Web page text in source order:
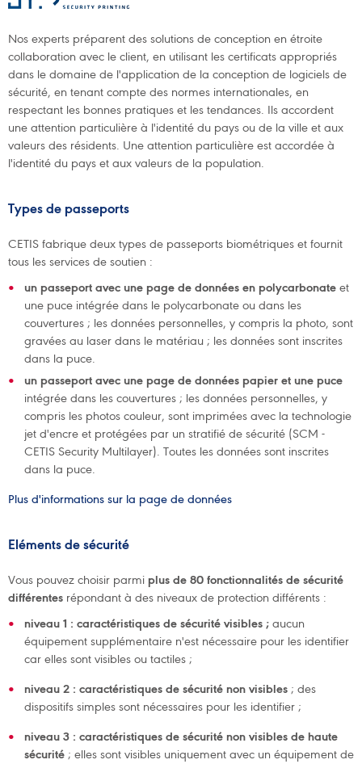
Nos experts préparent des solutions de conception en étroite
collaboration avec le client, en utilisant les certificats appropriés
dans le domaine de l'application de la conception de logiciels de
sécurité, en tenant compte des normes internationales, en
respectant les bonnes pratiques et les tendances. Ils accordent
une attention particulière à l'identité du pays ou de la ville et aux
valeurs des résidents. Une attention particulière est accordée à
l'identité du pays et aux valeurs de la population.
Types de passeports
CETIS fabrique deux types de passeports biométriques et fournit
tous les services de soutien :
un passeport avec une page de données en polycarbonate et
une puce intégrée dans le polycarbonate ou dans les
couvertures ; les données personnelles, y compris la photo, sont
gravées au laser dans le matériau ; les données sont inscrites
dans la puce.
un passeport avec une page de données papier et une puce
intégrée dans les couvertures ; les données personnelles, y
compris les photos couleur, sont imprimées avec la technologie
jet d'encre et protégées par un stratifié de sécurité (SCM -
CETIS Security Multilayer). Toutes les données sont inscrites
dans la puce.
Plus d'informations sur la page de données
Eléments de sécurité
Vous pouvez choisir parmi plus de 80 fonctionnalités de sécurité
différentes répondant à des niveaux de protection différents :
niveau 1 : caractéristiques de sécurité visibles ; aucun
équipement supplémentaire n'est nécessaire pour les identifier
car elles sont visibles ou tactiles ;
niveau 2 : caractéristiques de sécurité non visibles ; des
dispositifs simples sont nécessaires pour les identifier ;
niveau 3 : caractéristiques de sécurité non visibles de haute
sécurité ; elles sont visibles uniquement avec un équipement de